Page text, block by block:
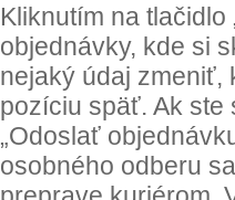
Kliknutím na
objednávky, kde si
nejaký údaj zmeniť,
pozíciu späť. Ak ste
„Odoslať
osobného odberu